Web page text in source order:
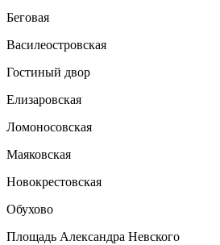
Беговая
Василеостровская
Гостиный двор
Елизаровская
Ломоносовская
Маяковская
Новокрестовская
Обухово
Площадь Александра Невского